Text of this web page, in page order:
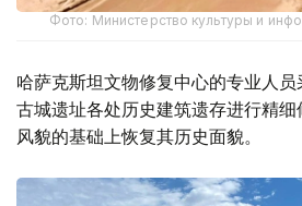
Фото: Министерство культуры и
哈萨克斯坦文物修复中心的专业人
古城遗址各处历史建筑遗存进行精
风貌的基础上恢复其历史面貌。